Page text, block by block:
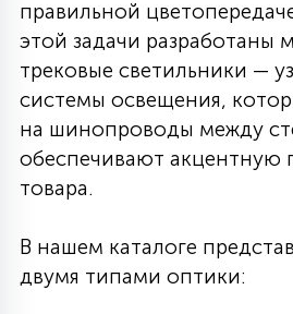
правильной
этой задачи разработаны
трековые светильники —
системы освещения,
на шинопроводы между
обеспечивают акцентную
товара.
В нашем каталоге
двумя типами оптики: